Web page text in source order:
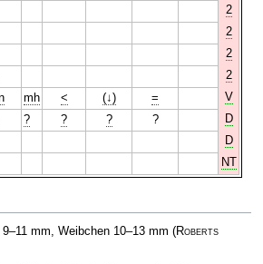
2
2
2
2
mh < (↓) =
V
? ? ? ?
D
D
NT
9–11 mm, Weibchen 10–13 mm (Roberts